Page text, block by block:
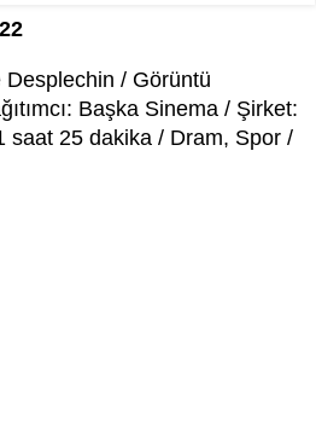
/ Görüntü
Başka Sinema / Şirket:
saat 25 dakika / Dram, Spor /